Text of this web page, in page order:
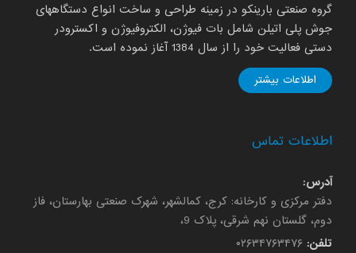
گروه صنعتی بارینکو در زمینه طراحی و ساخت انواع دستگاههای
جوش پلی اتیلن شامل بات فیوژن، الکتروفیوژن و اکسترودر
دستی فعالیت خود را از سال 1384 آغاز نموده است.
اطلاعات بیشتر
اطلاعات تماس
آدرس:
دفتر مرکزی و کارخانه: کرج، کمالشهر، شهرک صنعتی بهارستان، فاز
دوم، گلستان نهم شرقی، پلاک 9،
تلفن: ۰۲۶۳۴۷۶۳۴۷۶